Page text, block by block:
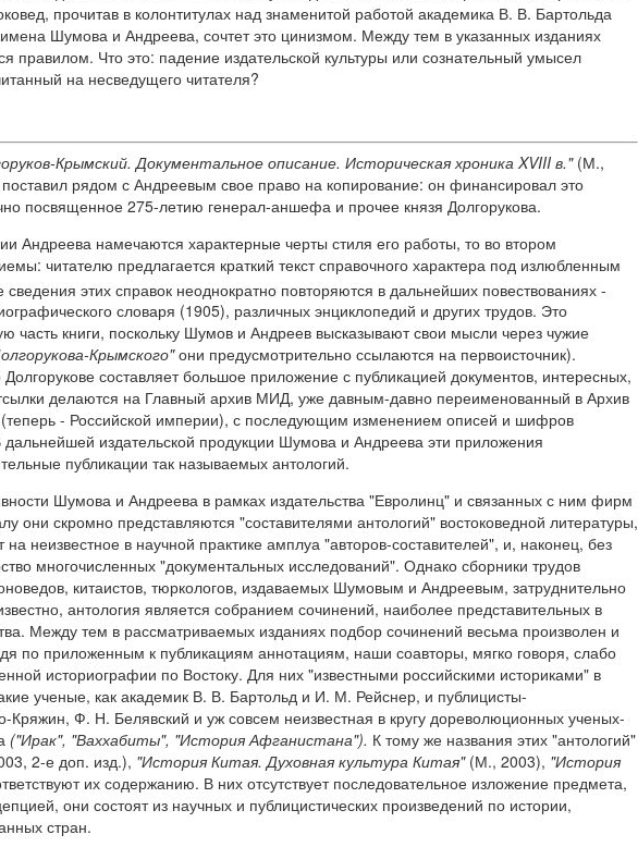
прочитав в колонтитулах над знаменитой работой академика В. В. Бартольда
Шумова и Андреева, сочтет это цинизмом. Между тем в указанных изданиях
правилом. Что это: падение издательской культуры или сознательный умысел
на несведущего читателя?
Крымский. Документальное описание. Историческая хроника XVIII в."(М.,
рядом с Андреевым свое право на копирование: он финансировал это
посвященное 275-летию генерал-аншефа и прочее князя Долгорукова.
Андреева намечаются характерные черты стиля его работы, то во втором
читателю предлагается краткий текст справочного характера под излюбленным
сведения этих справок неоднократно повторяются в дальнейших повествованиях -
словаря (1905), различных энциклопедий и других трудов. Это
часть книги, поскольку Шумов и Андреев высказывают свои мысли через чужие
Крымского"они предусмотрительно ссылаются на первоисточник).
составляет большое приложение с публикацией документов, интересных,
делаются на Главный архив МИД, уже давным-давно переименованный в Архив
- Российской империи), с последующим изменением описей и шифров
издательской продукции Шумова и Андреева эти приложения
публикации так называемых антологий.
Шумова и Андреева в рамках издательства "Евролинц" и связанных с ним фирм
они скромно представляются "составителями антологий" востоковедной литературы,
неизвестное в научной практике амплуа "авторов-составителей", и, наконец, без
многочисленных "документальных исследований". Однако сборники трудов
китаистов, тюркологов, издаваемых Шумовым и Андреевым, затруднительно
антология является собранием сочинений, наиболее представительных в
Между тем в рассматриваемых изданиях подбор сочинений весьма произволен и
по приложенным к публикациям аннотациям, наши соавторы, мягко говоря, слабо
историографии по Востоку. Для них "известными российскими историками" в
ученые, как академик В. В. Бартольд и И. М. Рейснер, и публицисты-
Кряжин, Ф. Н. Белявский и уж совсем неизвестная в кругу дореволюционных ученых-
("Ирак", "Ваххабиты", "История Афганистана"). К тому же названия этих "антологий"
2-е доп. изд.), "История Китая. Духовная культура Китая"(М., 2003), "История
их содержанию. В них отсутствует последовательное изложение предмета,
они состоят из научных и публицистических произведений по истории,
стран.